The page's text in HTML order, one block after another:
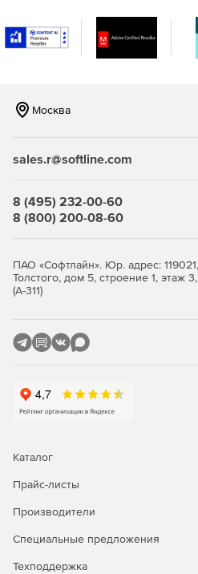
разными операционными
мониторинга серверов
IBM AIX.
SQL.
Мониторинг серверов на
центральный процессор,
сервисов, служб Windows,
файлов и папок.
Использование
подключение к серверам и
автоматизации бизнес-
Автоматизация исправления
Интеграция со службой
Москва
sales.r@softline.com
8 (495) 232-00-60
8 (800) 200-08-60
ПАО «Софтлайн». Юр. адрес:
Толстого, дом 5, строение 1,
(А-311)
Каталог
Прайс-листы
Производители
Специальные предложения
Техподдержка